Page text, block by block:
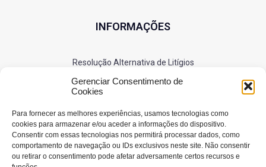
Gerenciar Consentimento de
Cookies
Para fornecer as melhores experiências, usamos tecnologias como
cookies para armazenar e/ou aceder a informações do dispositivo.
Consentir com essas tecnologias nos permitirá processar dados, como
comportamento de navegação ou IDs exclusivos neste site. Não consentir
ou retirar o consentimento pode afetar adversamente certos recursos e
INFORMAÇÕES
Resolução Alternativa de Litígios
Política de Privacidade
SIGA-NOS